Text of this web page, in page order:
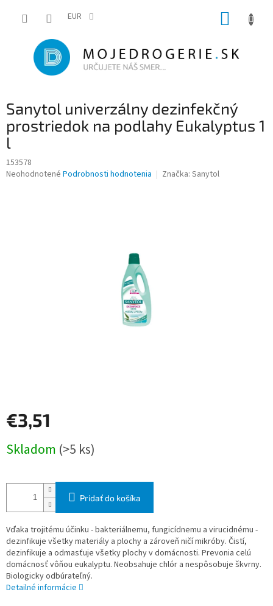
EUR
Sanytol univerzálny dezinfekčný
prostriedok na podlahy Eukalyptus 1
l
153578
Priemerné
Neohodnotené Podrobnosti hodnotenia Značka: Sanytol
€3,51
cena:
Skladom (>5 ks)
Pridať do košíka
Vďaka trojitému účinku - bakteriálnemu, fungicídnemu a virucidnému -
dezinfikuje všetky materiály a plochy a zároveň ničí mikróby. Čistí,
dezinfikuje a odmasťuje všetky plochy v domácnosti. Prevonia celú
domácnosť vôňou eukalyptu. Neobsahuje chlór a nespôsobuje škvrny.
Biologicky odbúrateľný.
Detailné informácie